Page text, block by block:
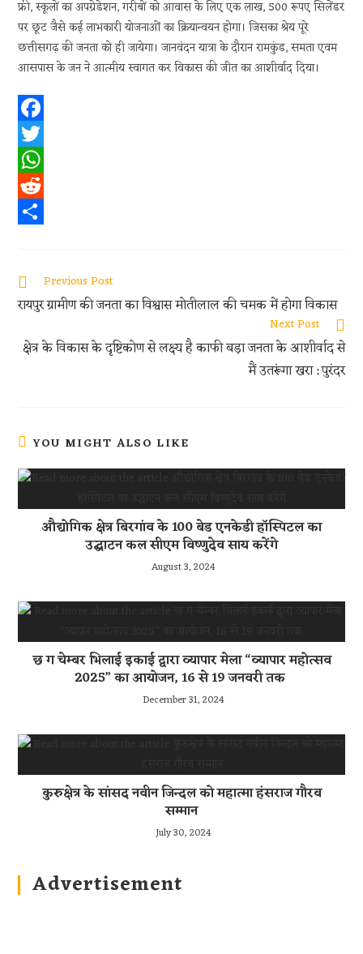
फ्री, स्कूलों का अपग्रेडेशन, गरीबों को आवास के लिए एक लाख, 500 रूपए सिलेंडर
पर छूट जैसे कई लाभकारी योजनाओं का क्रियान्वयन होगा। जिसका श्रेय पूरे
छत्तीसगढ़ की जनता को ही जायेगा। जानवंदन यात्रा के दौरान रामकुंड, समता एवम
आसपास के जन ने आत्मीय स्वागत कर विकास की जीत का आशीर्वाद दिया।
F
a
c
e
o
k
T
w
e
r
W
h
s
A
p
R
d
i
a
r
e
Read
more
articles
Previous Post
रायपुर ग्रामीण की जनता का विश्वास मोतीलाल की चमक में होगा विकास
Next Post
क्षेत्र के विकास के दृष्टिकोण से लक्ष्य है काफी बड़ा जनता के आशीर्वाद से
मैं उतरूंगा खरा : पुरंदर
YOU MIGHT ALSO LIKE
औद्योगिक क्षेत्र बिरगांव के 100 बेड एनकेडी हॉस्पिटल का
उद्घाटन कल सीएम विष्णुदेव साय करेंगे
August 3, 2024
छ ग चेम्बर भिलाई इकाई द्वारा व्यापार मेला “व्यापार महोत्सव
2025” का आयोजन, 16 से 19 जनवरी तक
December 31, 2024
कुरुक्षेत्र के सांसद नवीन जिन्दल को महात्मा हंसराज गौरव
सम्मान
July 30, 2024
Advertisement